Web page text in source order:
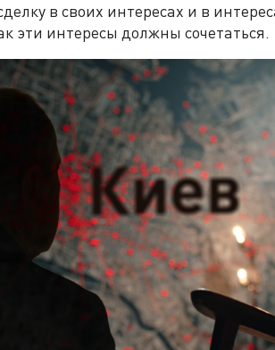
в своих интересах и в
эти интересы должны сочетаться.